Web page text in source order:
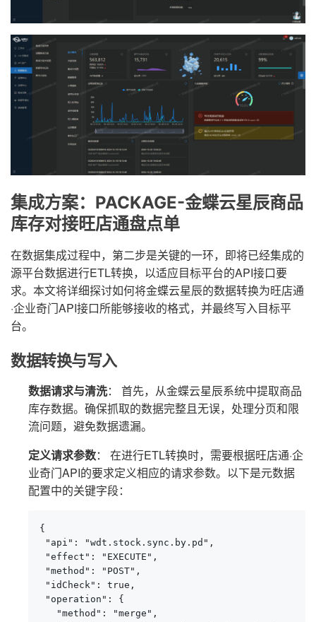
集成方案：PACKAGE-金蝶云星辰商品
库存对接旺店通盘点单
在数据集成过程中，第二步是关键的一环，即将已经集成的
源平台数据进行ETL转换，以适应目标平台的API接口要
求。本文将详细探讨如何将金蝶云星辰的数据转换为旺店通
·企业奇门API接口所能够接收的格式，并最终写入目标平
台。
数据转换与写入
数据请求与清洗： 首先，从金蝶云星辰系统中提取商品
库存数据。确保抓取的数据完整且无误，处理分页和限
流问题，避免数据遗漏。
定义请求参数： 在进行ETL转换时，需要根据旺店通·企
业奇门API的要求定义相应的请求参数。以下是元数据
配置中的关键字段：
{
"api": "wdt.stock.sync.by.pd",
"effect": "EXECUTE",
"method": "POST",
"idCheck": true,
"operation": {
   "method": "merge",